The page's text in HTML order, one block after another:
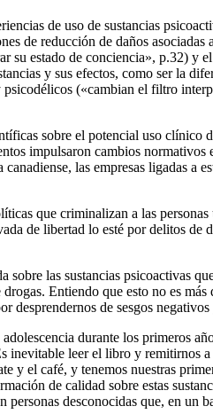
de uso de sustancias
de reducción de daños asociadas
su estado de conciencia», p.32) y el
y sus efectos, como ser la
(«cambian el filtro
sobre el potencial uso
impulsaron cambios
las empresas ligadas
que criminalizan a las
de libertad lo esté por delitos de
las sustancias psicoactivas
Entiendo que esto no es
de sesgos
durante los primeros
inevitable leer el libro y remitirnos
y el café, y tenemos nuestras
de calidad sobre estas
desconocidas que, en